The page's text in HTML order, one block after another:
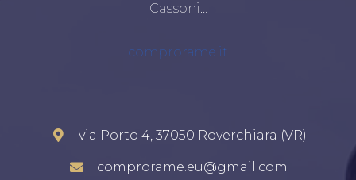
Cassoni…
comprorame.it
via Porto 4, 37050 Roverchiara (VR)
comprorame.eu@gmail.com